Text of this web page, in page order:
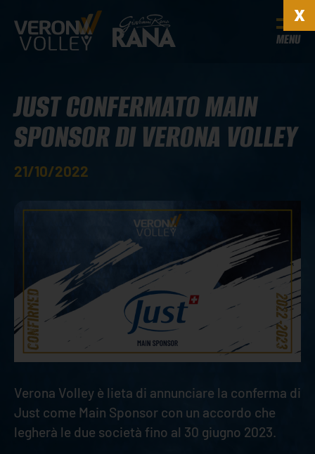
MENU
JUST CONFERMATO MAIN
SPONSOR DI VERONA VOLLEY
21/10/2022
Verona Volley è lieta di annunciare la conferma di
Just come Main Sponsor con un accordo che
legherà le due società fino al 30 giugno 2023.